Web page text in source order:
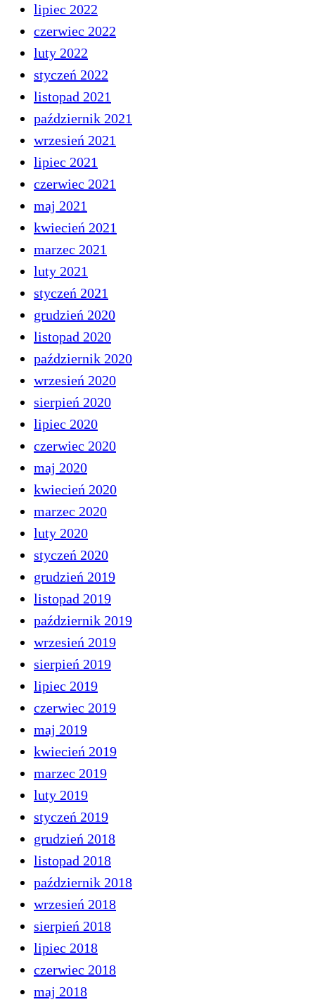
lipiec 2022
czerwiec 2022
luty 2022
styczeń 2022
listopad 2021
październik 2021
wrzesień 2021
lipiec 2021
czerwiec 2021
maj 2021
kwiecień 2021
marzec 2021
luty 2021
styczeń 2021
grudzień 2020
listopad 2020
październik 2020
wrzesień 2020
sierpień 2020
lipiec 2020
czerwiec 2020
maj 2020
kwiecień 2020
marzec 2020
luty 2020
styczeń 2020
grudzień 2019
listopad 2019
październik 2019
wrzesień 2019
sierpień 2019
lipiec 2019
czerwiec 2019
maj 2019
kwiecień 2019
marzec 2019
luty 2019
styczeń 2019
grudzień 2018
listopad 2018
październik 2018
wrzesień 2018
sierpień 2018
lipiec 2018
czerwiec 2018
maj 2018